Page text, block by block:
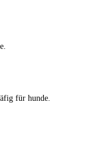
für hunde.